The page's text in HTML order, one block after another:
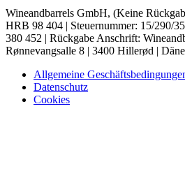
Wineandbarrels GmbH, (Keine
HRB 98 404 | Steuernummer: 15/290/
380 452 | Rückgabe Anschrift:
Rønnevangsalle 8 | 3400 Hillerød |
Allgemeine
Datenschutz
Cookies